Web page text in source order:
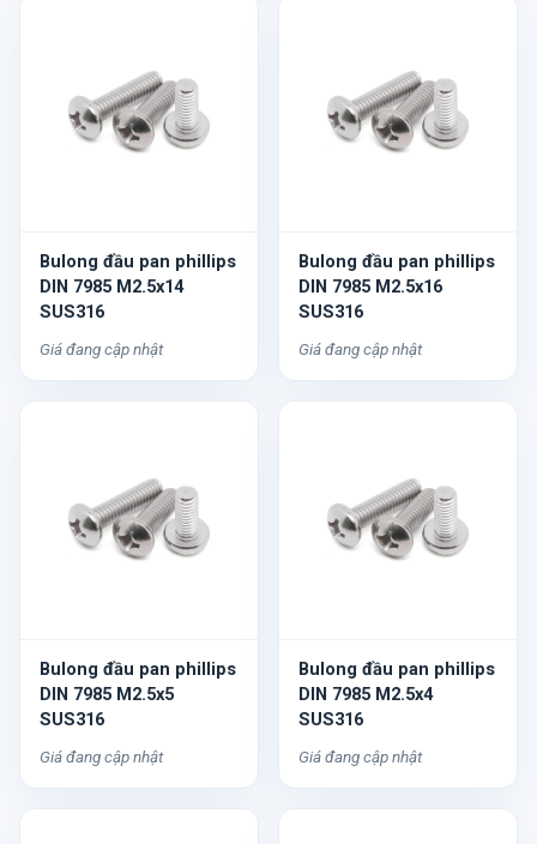
Bulong đầu pan phillips
DIN 7985 M2.5x14
SUS316
Giá đang cập nhật
Bulong đầu pan phillips
DIN 7985 M2.5x16
SUS316
Giá đang cập nhật
Bulong đầu pan phillips
DIN 7985 M2.5x5
SUS316
Giá đang cập nhật
Bulong đầu pan phillips
DIN 7985 M2.5x4
SUS316
Giá đang cập nhật